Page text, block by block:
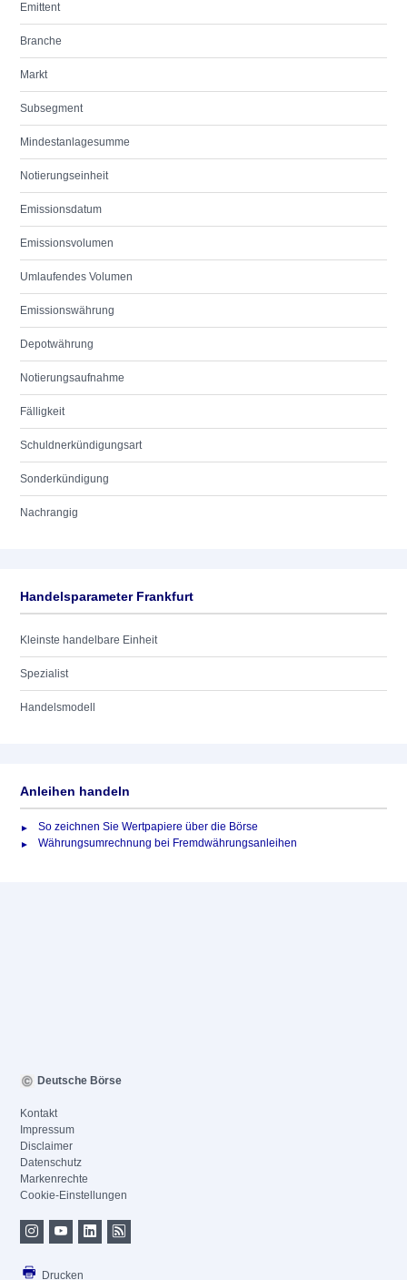
Emittent
Branche
Markt
Subsegment
Mindestanlagesumme
Notierungseinheit
Emissionsdatum
Emissionsvolumen
Umlaufendes Volumen
Emissionswährung
Depotwährung
Notierungsaufnahme
Fälligkeit
Schuldnerkündigungsart
Sonderkündigung
Nachrangig
Handelsparameter Frankfurt
Kleinste handelbare Einheit
Spezialist
Handelsmodell
Anleihen handeln
So zeichnen Sie Wertpapiere über die Börse
Währungsumrechnung bei Fremdwährungsanleihen
Deutsche Börse
Kontakt
Impressum
Disclaimer
Datenschutz
Markenrechte
Cookie-Einstellungen
Drucken